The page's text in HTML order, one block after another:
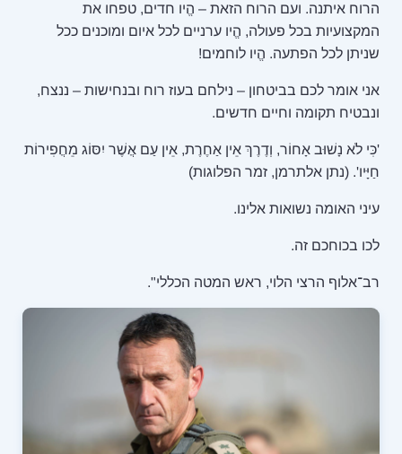
הרוח איתנה. ועם הרוח הזאת – הֱיו חדים, טפחו את
המקצועיות בכל פעולה, הֱיו ערניים לכל איום ומוכנים ככל
שניתן לכל הפתעה. הֱיו לוחמים!
אני אומר לכם בביטחון – נילחם בעוז רוח ובנחישות – ננצח,
ונבטיח תקומה וחיים חדשים.
'כִּי לֹא נָשׁוּב אָחוֹר, וְדֶרֶךְ אֵין אַחֶרֶת, אֵין עַם אֲשֶׁר יִסּוֹג מֵחֲפִירוֹת
חַיָּיו'. (נתן אלתרמן, זמר הפלוגות)
עיני האומה נשואות אלינו.
לכו בכוחכם זה.
רב־אלוף הרצי הלוי, ראש המטה הכללי".